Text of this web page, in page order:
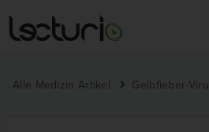
Alle Medizin Artikel Gelbfieber-